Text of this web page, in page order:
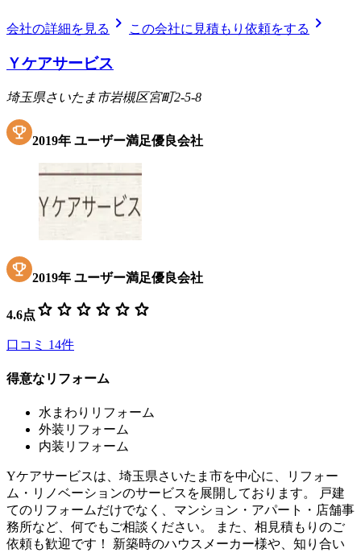
会社の詳細を見る chevron_right この会社に見積もり依頼をする chevron_right
Ｙケアサービス
埼玉県さいたま市岩槻区宮町2-5-8
2019年 ユーザー満足優良会社
2019年 ユーザー満足優良会社
4.6点 star star star star star star
口コミ 14件
得意なリフォーム
水まわりリフォーム
外装リフォーム
内装リフォーム
Yケアサービスは、埼玉県さいたま市を中心に、リフォー
ム・リノベーションのサービスを展開しております。 戸建
てのリフォームだけでなく、マンション・アパート・店舗事
務所など、何でもご相談ください。 また、相見積もりのご
依頼も歓迎です！ 新築時のハウスメーカー様や、知り合い